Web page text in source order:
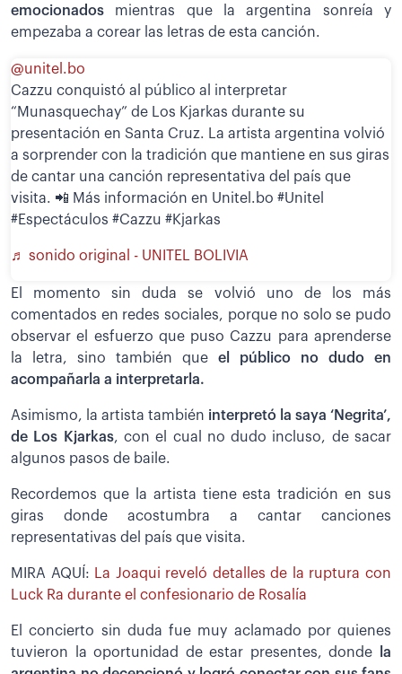
emocionados mientras que la argentina sonreía y
empezaba a corear las letras de esta canción.
@unitel.bo
Cazzu conquistó al público al interpretar
“Munasquechay” de Los Kjarkas durante su
presentación en Santa Cruz. La artista argentina volvió
a sorprender con la tradición que mantiene en sus giras
de cantar una canción representativa del país que
visita. 📲 Más información en Unitel.bo #Unitel
#Espectáculos #Cazzu #Kjarkas
♬ sonido original - UNITEL BOLIVIA
El momento sin duda se volvió uno de los más
comentados en redes sociales, porque no solo se pudo
observar el esfuerzo que puso Cazzu para aprenderse
la letra, sino también que el público no dudo en
acompañarla a interpretarla.
Asimismo, la artista también interpretó la saya ‘Negrita’,
de Los Kjarkas, con el cual no dudo incluso, de sacar
algunos pasos de baile.
Recordemos que la artista tiene esta tradición en sus
giras donde acostumbra a cantar canciones
representativas del país que visita.
MIRA AQUÍ: La Joaqui reveló detalles de la ruptura con
Luck Ra durante el confesionario de Rosalía
El concierto sin duda fue muy aclamado por quienes
tuvieron la oportunidad de estar presentes, donde
la